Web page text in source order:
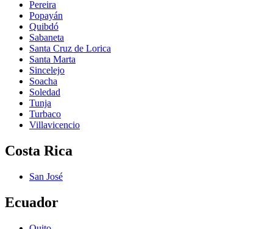
Pereira
Popayán
Quibdó
Sabaneta
Santa Cruz de Lorica
Santa Marta
Sincelejo
Soacha
Soledad
Tunja
Turbaco
Villavicencio
Costa Rica
San José
Ecuador